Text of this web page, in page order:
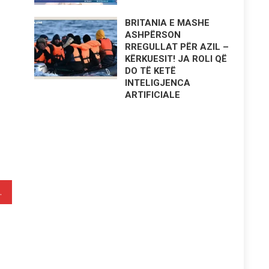
BRITANIA E MASHE
ASHPËRSON
RREGULLAT PËR AZIL –
KËRKUESIT! JA ROLI QË
DO TË KETË
INTELIGJENCA
ARTIFICIALE